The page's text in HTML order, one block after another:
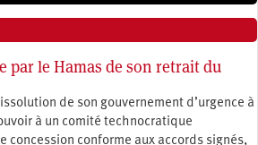
par le Hamas de son retrait du
de son gouvernement d’urgence à
à un comité technocratique
concession conforme aux accords signés,